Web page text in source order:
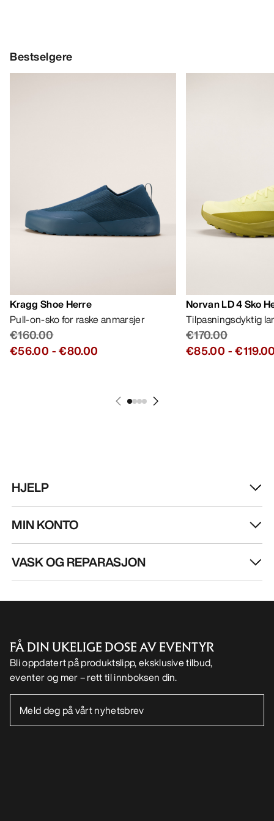
Bestselgere
Kragg Shoe Herre
Pull-on-sko for raske anmarsjer
€160.00
€56.00 -€80.00
Norvan LD 4 Sko
Tilpasningsdyktig
€170.00
€85.00 -
HJELP
MIN KONTO
VASK OG REPARASJON
FÅ DIN UKELIGE DOSE AV EVENTYR
Bli oppdatert på produktslipp, eksklusive tilbud,
eventer og mer – rett til innboksen din.